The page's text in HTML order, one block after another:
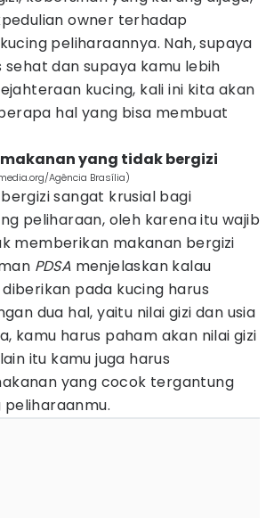
owner terhadap
peliharaannya. Nah, supaya
sehat dan supaya kamu lebih
kucing, kali ini kita akan
hal yang bisa membuat
makanan yang tidak bergizi
Agência Brasília)
sangat krusial bagi
peliharaan, oleh karena itu wajib
memberikan makanan bergizi
PDSA menjelaskan kalau
pada kucing harus
dua hal, yaitu nilai gizi dan usia
kamu harus paham akan nilai gizi
itu kamu juga harus
yang cocok tergantung
peliharaanmu.